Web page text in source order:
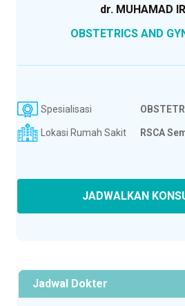
dr. MUHAMAD
OBSTETRICS AND
Spesialisasi
Lokasi Rumah Sakit RSCA
JADWALKAN
Jadwal Dokter